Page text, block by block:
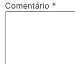
Comentário *